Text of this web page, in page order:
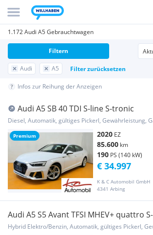
1.172 Audi A5 Gebrauchtwagen
Audi A5 Filter zurücksetzen
Filtern
Infos zur Reihung der Anzeigen
Premium
Audi A5 SB 40 TDI S-line S-tronic
Diesel, Automatik, gültiges Pickerl, Gewährleistung,
2020 EZ
85.600 km
190 PS (140 kW)
K & C Automobil GmbH
4341 Arbing
€ 34.997
Audi A5 S5 Avant TFSI MHEV+ quattro